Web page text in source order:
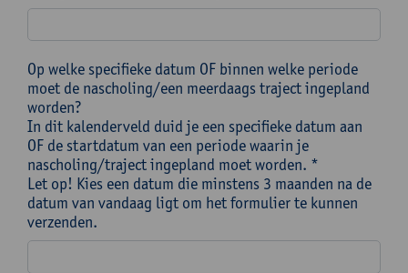
Op welke specifieke datum OF binnen welke periode
moet de nascholing/een meerdaags traject ingepland
worden?
In dit kalenderveld duid je een specifieke datum aan
OF de startdatum van een periode waarin je
nascholing/traject ingepland moet worden. *
Let op! Kies een datum die minstens 3 maanden na de
datum van vandaag ligt om het formulier te kunnen
verzenden.